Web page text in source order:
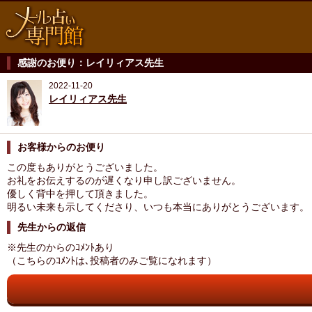
感謝のお便り：レイリィアス先生
2022-11-20
レイリィアス先生
お客様からのお便り
この度もありがとうございました。
お礼をお伝えするのが遅くなり申し訳ございません。
優しく背中を押して頂きました。
明るい未来も示してくださり、いつも本当にありがとうございます。
先生からの返信
※先生のからのｺﾒﾝﾄあり
（こちらのｺﾒﾝﾄは､投稿者のみご覧になれます）